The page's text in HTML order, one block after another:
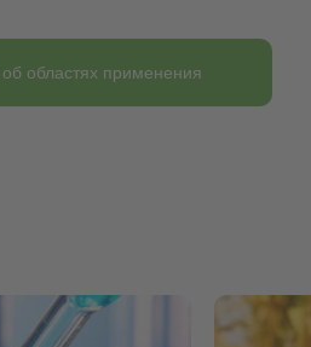
областях применения